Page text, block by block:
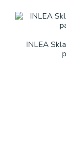
INLEA